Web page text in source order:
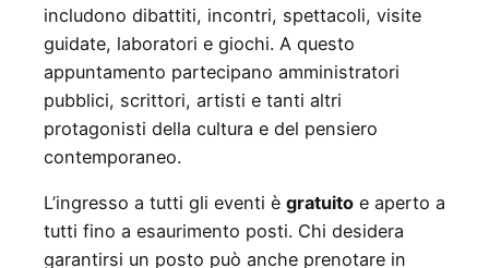
includono dibattiti, incontri, spettacoli, visite
guidate, laboratori e giochi. A questo
appuntamento partecipano amministratori
pubblici, scrittori, artisti e tanti altri
protagonisti della cultura e del pensiero
contemporaneo.
L’ingresso a tutti gli eventi è gratuito e aperto a
tutti fino a esaurimento posti. Chi desidera
garantirsi un posto può anche prenotare in